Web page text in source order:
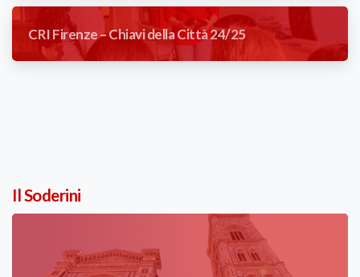
CRI Firenze – Chiavi della Città 24/25
Il Soderini